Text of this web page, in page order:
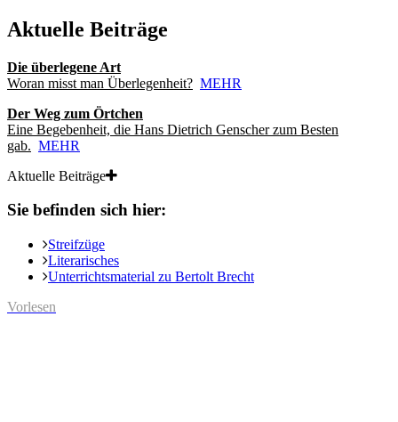
Aktuelle Beiträge
Die überlegene Art
Woran misst man Überlegenheit? MEHR
Der Weg zum Örtchen
Eine Begebenheit, die Hans Dietrich Genscher zum Besten
gab. MEHR
Aktuelle Beiträge
Sie befinden sich hier:
Streifzüge
Literarisches
Unterrichtsmaterial zu Bertolt Brecht
Vorlesen